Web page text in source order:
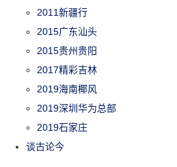
2011新疆行
2015广东汕头
2015贵州贵阳
2017精彩吉林
2019海南椰风
2019深圳华为总部
2019石家庄
谈古论今